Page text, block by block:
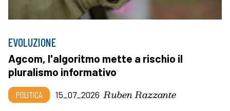
EVOLUZIONE
Agcom, l'algoritmo mette a rischio il
pluralismo informativo
POLITICA 15_07_2026 Ruben Razzante